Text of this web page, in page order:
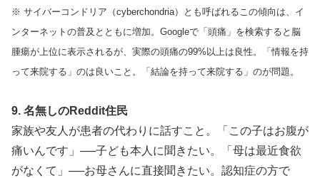
※ サイバーコンドリア（cyberchondria）とも呼ばれるこの傾向は、イ
ンターネットの普及とともに増加。Googleで「頭痛」を検索すると脳
腫瘍が上位に表示されるが、実際の頭痛の99%以上は良性。「情報を持
って来院する」のは良いこと。「結論を持って来院する」のが問題。
9. 名無しのReddit住民
家族や友人が患者の代わりに話すこと。「この子はお腹が
痛いんです」──子ども本人に聞きたい。「母は最近食欲
がなくて」──お母さんに直接聞きたい。認知症の方で